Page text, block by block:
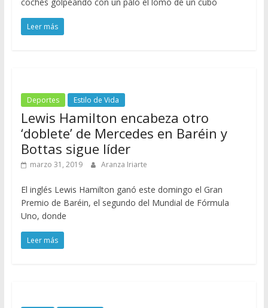
Leer más
Deportes Estilo de Vida
Lewis Hamilton encabeza otro
‘doblete’ de Mercedes en Baréin y
Bottas sigue líder
marzo 31, 2019 Aranza Iriarte
El inglés Lewis Hamilton ganó este domingo el Gran
Premio de Baréin, el segundo del Mundial de Fórmula
Uno, donde
Leer más